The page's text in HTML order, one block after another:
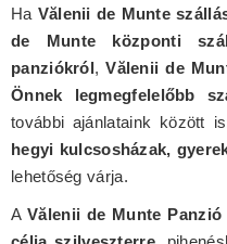
Ha Vălenii de Munte
de Munte központi
panziókról,Vălenii de
Önnek legmegfelelőbb
további ajánlataink között
hegyi kulcsosházak,
lehetőség várja.
AVălenii de Munte Panzió